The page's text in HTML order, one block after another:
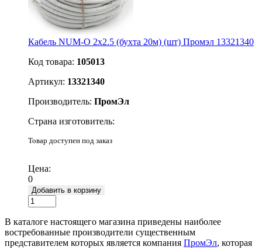
Кабель NUM-O 2х2.5 (бухта 20м) (шт) Промэл 13321340
Код товара: 105013
Артикул: 13321340
Производитель: ПромЭл
Страна изготовитель:
Товар доступен под заказ
Цена:
0
Добавить в корзину
В каталоге настоящего магазина приведены наиболее
востребованные производители существенным
представителем которых является компания ПромЭл, которая